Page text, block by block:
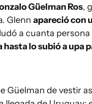
Güelman Ros,
Glenn apareció con
a cuanta
lo subió a upa
Güelman de vestir